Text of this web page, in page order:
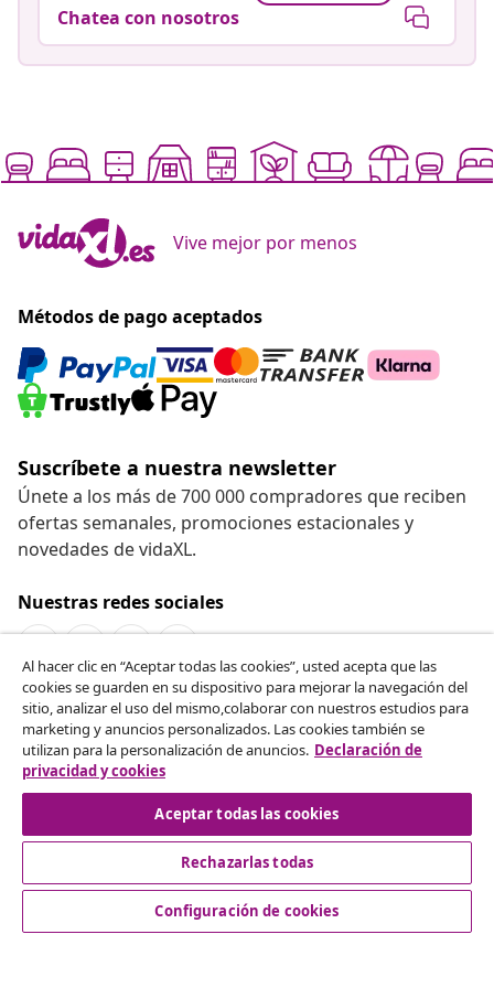
Chatea con nosotros
Vive mejor por menos
Métodos de pago aceptados
Suscríbete a nuestra newsletter
Únete a los más de 700 000 compradores que reciben
ofertas semanales, promociones estacionales y
novedades de vidaXL.
Nuestras redes sociales
Desistir del contrato
Solicita la cancelación de tu pedido.
Desistir del contrato
Servicio al Cliente
Al hacer clic en “Aceptar todas las cookies”, usted acepta que las
cookies se guarden en su dispositivo para mejorar la navegación del
sitio, analizar el uso del mismo,colaborar con nuestros estudios para
marketing y anuncios personalizados. Las cookies también se
utilizan para la personalización de anuncios. Declaración de
privacidad y cookies
Aceptar todas las cookies
Rechazarlas todas
Configuración de cookies